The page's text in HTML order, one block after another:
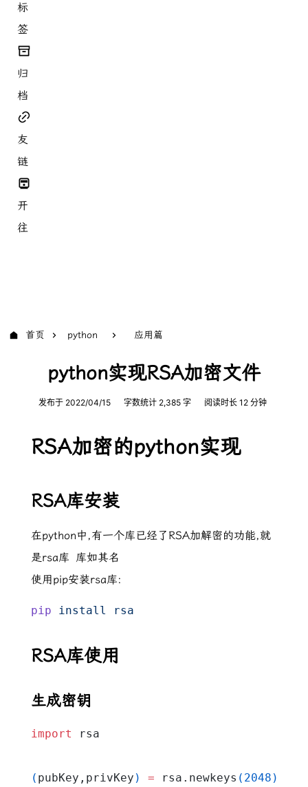
标
签
归
档
友
链
开
往
首页 python 应用篇
python实现RSA加密文件
发布于 2022/04/15 字数统计 2,385 字 阅读时长 12 分钟
RSA加密的python实现
RSA库安装
在python中,有一个库已经了RSA加解密的功能,就
是rsa库 库如其名
使用pip安装rsa库:
pip install rsa
RSA库使用
生成密钥
import rsa
( pubKey,privKey ) = rsa.newkeys ( 2048 )